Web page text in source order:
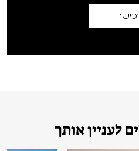
לעניין אותך